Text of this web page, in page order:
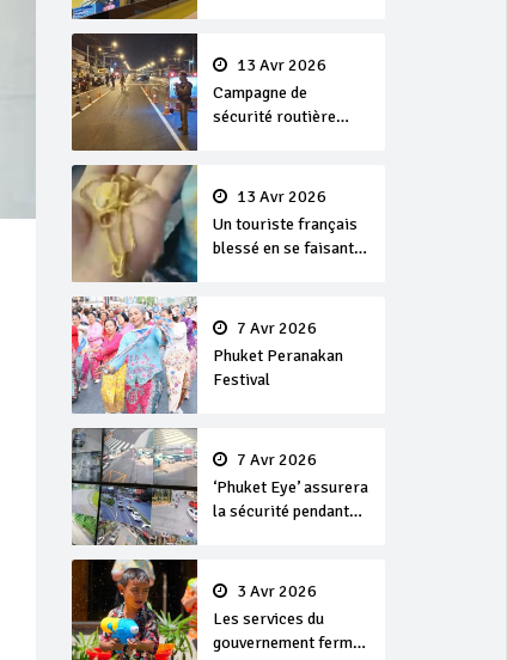
13 Avr 2026
Campagne de
sécurité routière
13 Avr 2026
Un touriste français
blessé en se faisant
7 Avr 2026
Phuket Peranakan
Festival
7 Avr 2026
‘Phuket Eye’ assurera
la sécurité pendant
3 Avr 2026
Les services du
gouvernement fermés